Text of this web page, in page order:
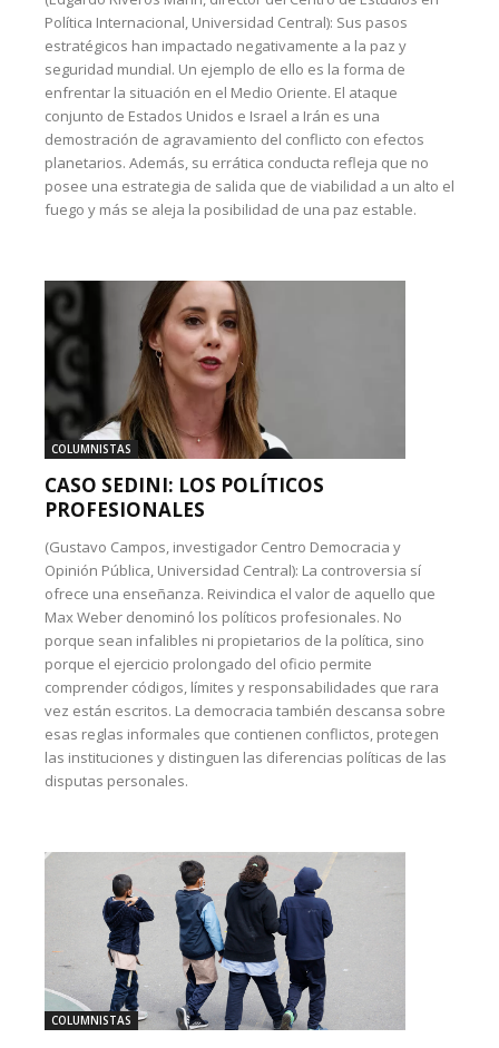
Política Internacional, Universidad Central): Sus pasos
estratégicos han impactado negativamente a la paz y
seguridad mundial. Un ejemplo de ello es la forma de
enfrentar la situación en el Medio Oriente. El ataque
conjunto de Estados Unidos e Israel a Irán es una
demostración de agravamiento del conflicto con efectos
planetarios. Además, su errática conducta refleja que no
posee una estrategia de salida que de viabilidad a un alto el
fuego y más se aleja la posibilidad de una paz estable.
COLUMNISTAS
CASO SEDINI: LOS POLÍTICOS
PROFESIONALES
(Gustavo Campos, investigador Centro Democracia y
Opinión Pública, Universidad Central): La controversia sí
ofrece una enseñanza. Reivindica el valor de aquello que
Max Weber denominó los políticos profesionales. No
porque sean infalibles ni propietarios de la política, sino
porque el ejercicio prolongado del oficio permite
comprender códigos, límites y responsabilidades que rara
vez están escritos. La democracia también descansa sobre
esas reglas informales que contienen conflictos, protegen
las instituciones y distinguen las diferencias políticas de las
disputas personales.
COLUMNISTAS